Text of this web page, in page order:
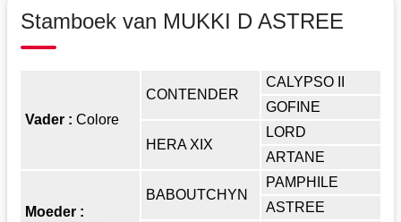
Stamboek van MUKKI D ASTREE
Vader : Colore
CONTENDER
CALYPSO II
GOFINE
HERA XIX
LORD
ARTANE
Moeder :
BABOUTCHYN
PAMPHILE
ASTREE